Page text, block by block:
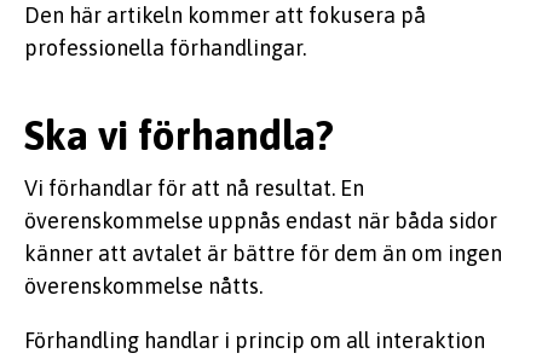
Den här artikeln kommer att fokusera på
professionella förhandlingar.
Ska vi förhandla?
Vi förhandlar för att nå resultat. En
överenskommelse uppnås endast när båda sidor
känner att avtalet är bättre för dem än om ingen
överenskommelse nåtts.
Förhandling handlar i princip om all interaktion